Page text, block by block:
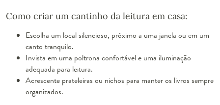
Como criar um cantinho da leitura em casa:
Escolha um local silencioso, próximo a uma janela ou em um
canto tranquilo.
Invista em uma poltrona confortável e uma iluminação
adequada para leitura.
Acrescente prateleiras ou nichos para manter os livros sempre
organizados.